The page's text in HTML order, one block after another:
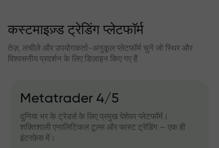
कस्टमाइज़्ड ट्रेडिंग प्लेटफॉर्म
तेज़, लचीले और उपयोगकर्ता-अनुकूल प्लेटफॉर्म चुनें जो स्थिर और
विश्वसनीय प्रदर्शन के लिए डिज़ाइन किए गए हैं
Metatrader 4/5
दुनिया भर के ट्रेडर्स के लिए प्रमुख पेशेवर प्लेटफॉर्म।
शक्तिशाली एनालिटिकल टूल्स और फास्ट ट्रेडिंग — एक ही
इंटरफ़ेस में।